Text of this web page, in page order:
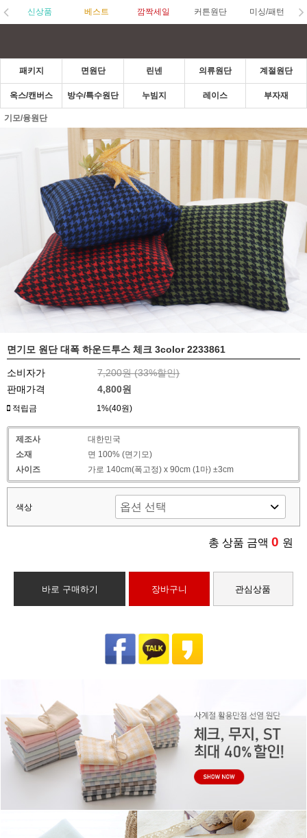
신상품 베스트 깜짝세일 커튼원단 미싱/패턴
패키지 면원단 린넨 의류원단 계절원단
옥스/캔버스 방수/특수원단 누빔지 레이스 부자재
기모/융원단
면기모 원단 대폭 하운드투스 체크 3color 2233861
소비자가 7,200원 (33%할인)
판매가격
4,800원
적립금 1%(40원)
제조사
대한민국
소재
면 100% (면기모)
사이즈
가로 140cm(폭고정) x 90cm (1마) ±3cm
색상
총 상품 금액 0 원
바로 구매하기 장바구니 관심상품